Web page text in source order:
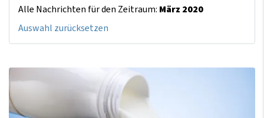
Alle Nachrichten für den Zeitraum: März 2020
Auswahl zurücksetzen